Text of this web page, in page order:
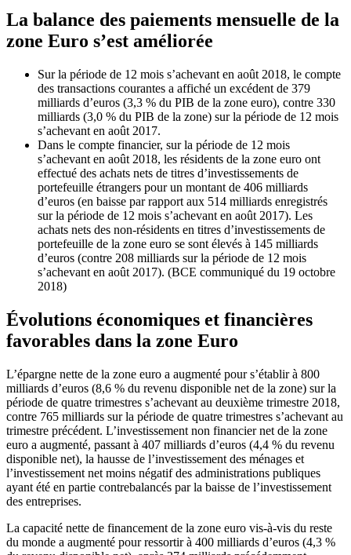
La balance des paiements mensuelle de la
zone Euro s’est améliorée
Sur la période de 12 mois s’achevant en août 2018, le compte
des transactions courantes a affiché un excédent de 379
milliards d’euros (3,3 % du PIB de la zone euro), contre 330
milliards (3,0 % du PIB de la zone) sur la période de 12 mois
s’achevant en août 2017.
Dans le compte financier, sur la période de 12 mois
s’achevant en août 2018, les résidents de la zone euro ont
effectué des achats nets de titres d’investissements de
portefeuille étrangers pour un montant de 406 milliards
d’euros (en baisse par rapport aux 514 milliards enregistrés
sur la période de 12 mois s’achevant en août 2017). Les
achats nets des non-résidents en titres d’investissements de
portefeuille de la zone euro se sont élevés à 145 milliards
d’euros (contre 208 milliards sur la période de 12 mois
s’achevant en août 2017). (BCE communiqué du 19 octobre
2018)
Évolutions économiques et financières
favorables dans la zone Euro
L’épargne nette de la zone euro a augmenté pour s’établir à 800
milliards d’euros (8,6 % du revenu disponible net de la zone) sur la
période de quatre trimestres s’achevant au deuxième trimestre 2018,
contre 765 milliards sur la période de quatre trimestres s’achevant au
trimestre précédent. L’investissement non financier net de la zone
euro a augmenté, passant à 407 milliards d’euros (4,4 % du revenu
disponible net), la hausse de l’investissement des ménages et
l’investissement net moins négatif des administrations publiques
ayant été en partie contrebalancés par la baisse de l’investissement
des entreprises.
La capacité nette de financement de la zone euro vis-à-vis du reste
du monde a augmenté pour ressortir à 400 milliards d’euros (4,3 %